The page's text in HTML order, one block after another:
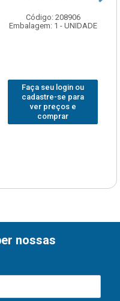
Código: 208906
Embalagem: 1 - UNIDADE
Faça seu login ou
cadastre-se para
ver preços e
comprar
nossas